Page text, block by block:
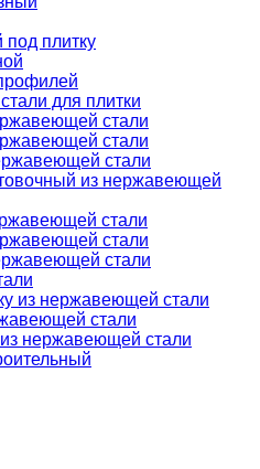
плитку
для плитки
стали
стали
стали
из нержавеющей
стали
стали
стали
из нержавеющей стали
стали
нержавеющей стали